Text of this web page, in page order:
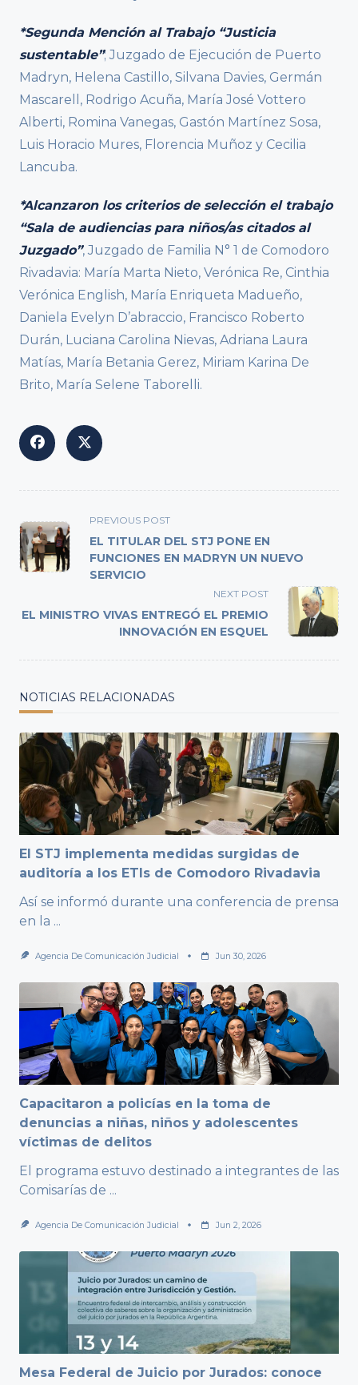
*Segunda Mención al Trabajo “Justicia
sustentable”; Juzgado de Ejecución de Puerto
Madryn, Helena Castillo, Silvana Davies, Germán
Mascarell, Rodrigo Acuña, María José Vottero
Alberti, Romina Vanegas, Gastón Martínez Sosa,
Luis Horacio Mures, Florencia Muñoz y Cecilia
Lancuba.
*Alcanzaron los criterios de selección el trabajo
“Sala de audiencias para niños/as citados al
Juzgado”, Juzgado de Familia N° 1 de Comodoro
Rivadavia: María Marta Nieto, Verónica Re, Cinthia
Verónica English, María Enriqueta Madueño,
Daniela Evelyn D’abraccio, Francisco Roberto
Durán, Luciana Carolina Nievas, Adriana Laura
Matías, María Betania Gerez, Miriam Karina De
Brito, María Selene Taborelli.
<span
class="nav-
subtitle
screen-
text">Page</span>
PREVIOUS POST
EL TITULAR DEL STJ PONE EN
FUNCIONES EN MADRYN UN NUEVO
SERVICIO
NEXT POST
EL MINISTRO VIVAS ENTREGÓ EL PREMIO
INNOVACIÓN EN ESQUEL
NOTICIAS RELACIONADAS
El STJ implementa medidas surgidas de
auditoría a los ETIs de Comodoro Rivadavia
Así se informó durante una conferencia de prensa
en la ...
Agencia De Comunicación Judicial Jun 30, 2026
Capacitaron a policías en la toma de
denuncias a niñas, niños y adolescentes
víctimas de delitos
El programa estuvo destinado a integrantes de las
Comisarías de ...
Agencia De Comunicación Judicial Jun 2, 2026
Mesa Federal de Juicio por Jurados: conoce